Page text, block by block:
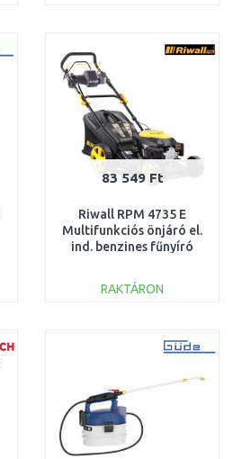
Összehasonlítás
83 549 Ft
Riwall RPM 4735 E
Multifunkciós önjáró el.
ind. benzines fűnyíró
SZERVIZELT
RAKTÁRON
Összehasonlítás